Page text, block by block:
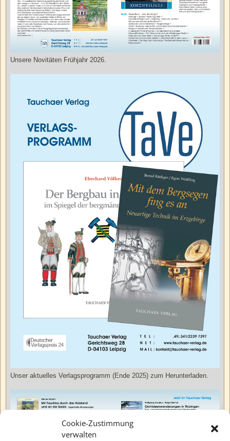
Cookie-Zustimmung
verwalten
Unsere Novitäten Frühjahr 2026.
Unser aktuelles Verlagsprogramm (Ende 2025) zum Herunterladen.